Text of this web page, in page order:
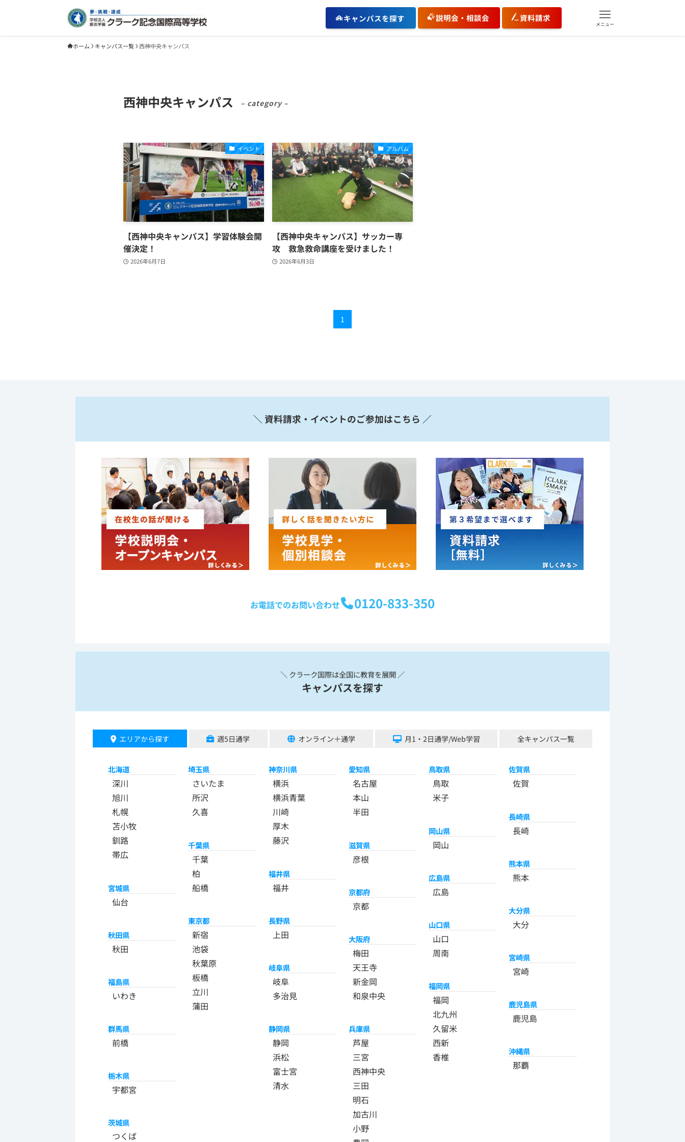
キャンパスを探す 説明会・相談会 資料請求
メニュー
ホーム キャンパス一覧 西神中央キャンパス
西神中央キャンパス – category –
イベント
【西神中央キャンパス】学習体験会開
催決定！
2026年6月7日
アルバム
【西神中央キャンパス】サッカー専
攻 救急救命講座を受けました！
2026年6月3日
1
＼ 資料請求・イベントのご参加はこちら ／
お電話でのお問い合わせ 0120-833-350
＼ クラーク国際は全国に教育を展開 ／
キャンパスを探す
エリアから探す 週5日通学 オンライン＋通学 月1・2日通学/Web学習 全キャンパス一覧
北海道
深川
旭川
札幌
苫小牧
釧路
帯広
宮城県
仙台
秋田県
秋田
福島県
いわき
群馬県
前橋
栃木県
宇都宮
茨城県
つくば
埼玉県
さいたま
所沢
久喜
千葉県
千葉
柏
船橋
東京都
新宿
池袋
秋葉原
板橋
立川
蒲田
神奈川県
横浜
横浜青葉
川崎
厚木
藤沢
福井県
福井
長野県
上田
岐阜県
岐阜
多治見
静岡県
静岡
浜松
富士宮
清水
愛知県
名古屋
本山
半田
滋賀県
彦根
京都府
京都
大阪府
梅田
天王寺
新金岡
和泉中央
兵庫県
芦屋
三宮
西神中央
三田
明石
加古川
小野
鳥取県
鳥取
米子
岡山県
岡山
広島県
広島
山口県
山口
周南
福岡県
福岡
北九州
久留米
西新
香椎
佐賀県
佐賀
長崎県
長崎
熊本県
熊本
大分県
大分
宮崎県
宮崎
鹿児島県
鹿児島
沖縄県
那覇